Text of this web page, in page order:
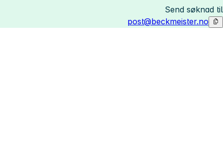
Send søknad til
post@beckmeister.no